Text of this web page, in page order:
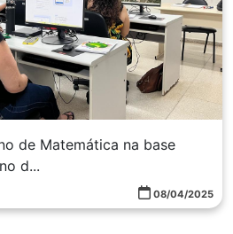
de Matemática na base
d...
08/04/2025